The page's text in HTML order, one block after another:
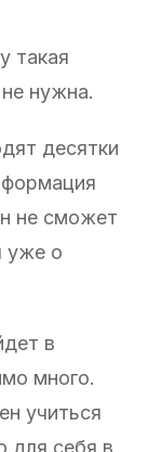
такая
нужна.
десятки
не сможет
уже о
в
много.
учиться
для себя в